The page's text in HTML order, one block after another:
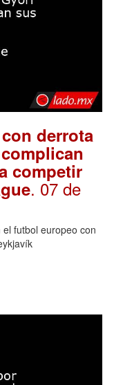
derrota
competir
. 07 de
futbol europeo con